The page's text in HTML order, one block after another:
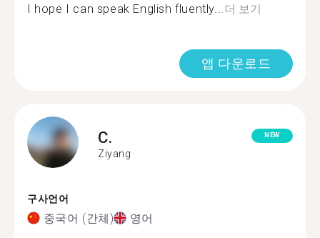
I hope I can speak English fluently...더 보기
앱 다운로드
C.
Ziyang
NEW
구사언어
중국어 (간체) 영어